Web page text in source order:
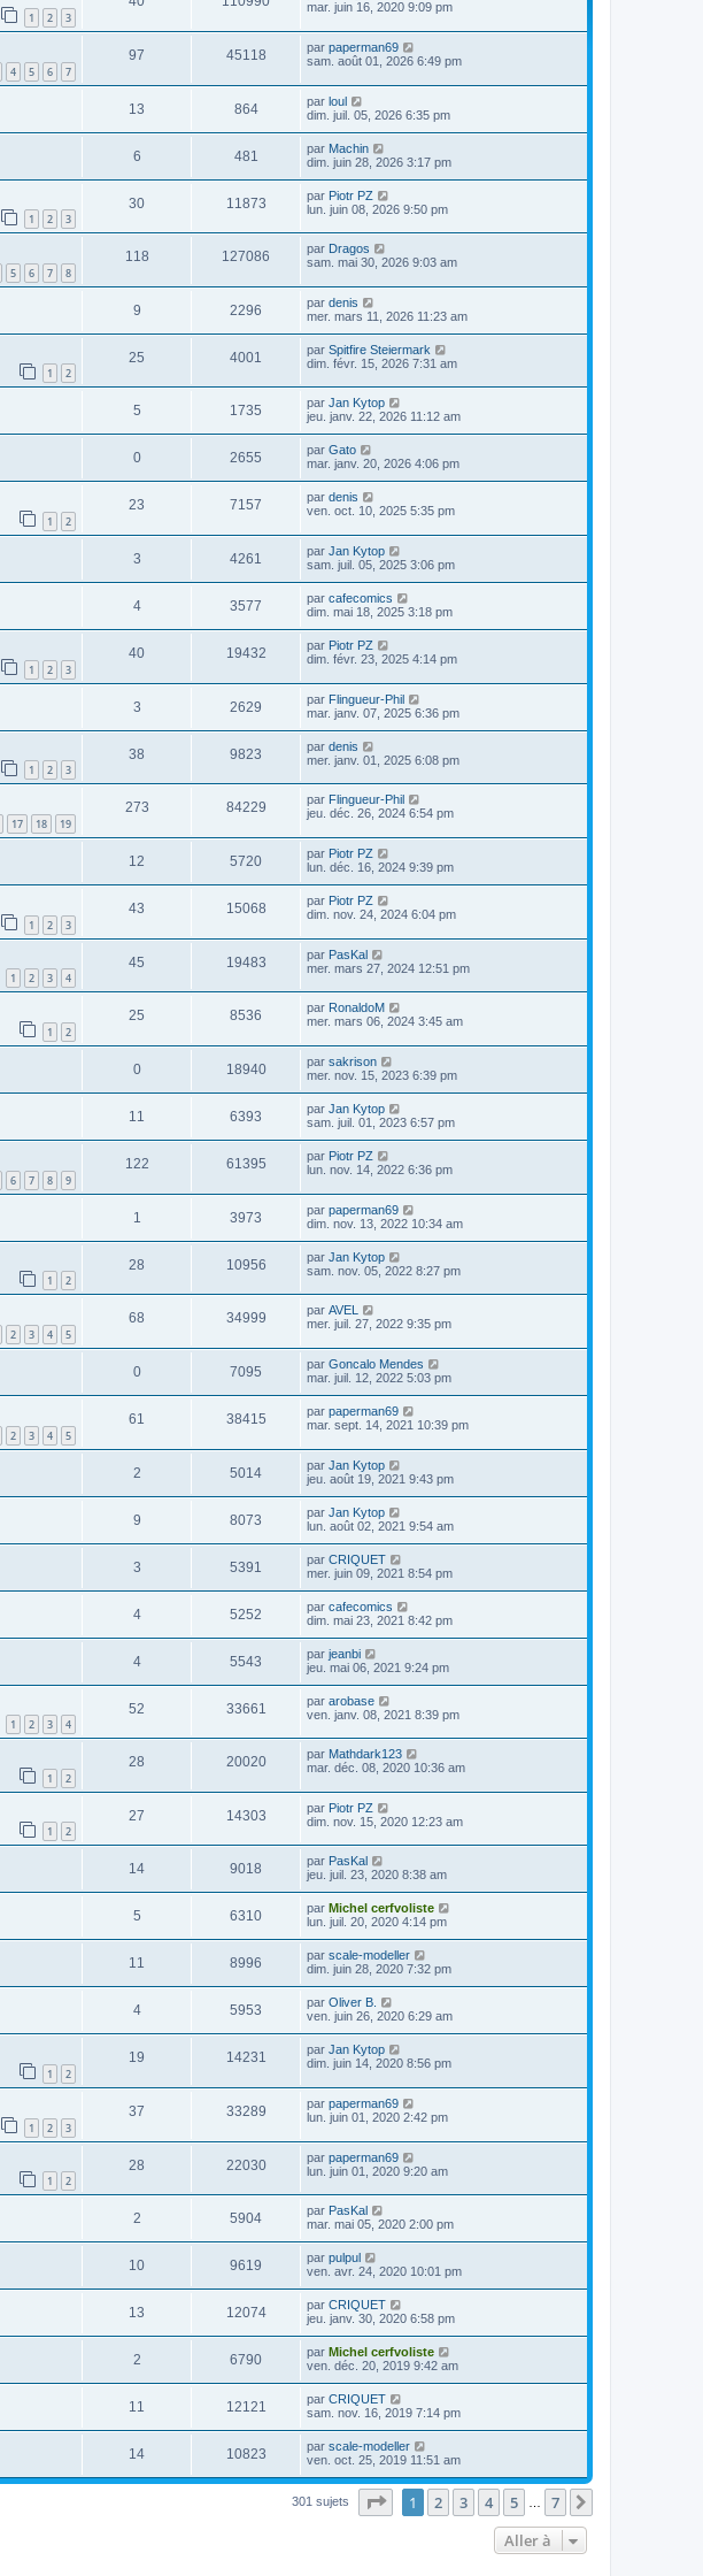
1 2 3
mar. juin 16, 2020 9:09 pm
4 5 6 7
97 45118 par paperman69
sam. août 01, 2026 6:49 pm
13 864 par loul
dim. juil. 05, 2026 6:35 pm
6 481 par Machin
dim. juin 28, 2026 3:17 pm
1 2 3
30 11873 par Piotr PZ
lun. juin 08, 2026 9:50 pm
5 6 7 8
118 127086 par Dragos
sam. mai 30, 2026 9:03 am
9 2296 par denis
mer. mars 11, 2026 11:23 am
1 2
25 4001 par Spitfire Steiermark
dim. févr. 15, 2026 7:31 am
5 1735 par Jan Kytop
jeu. janv. 22, 2026 11:12 am
0 2655 par Gato
mar. janv. 20, 2026 4:06 pm
1 2
23 7157 par denis
ven. oct. 10, 2025 5:35 pm
3 4261 par Jan Kytop
sam. juil. 05, 2025 3:06 pm
4 3577 par cafecomics
dim. mai 18, 2025 3:18 pm
1 2 3
40 19432 par Piotr PZ
dim. févr. 23, 2025 4:14 pm
3 2629 par Flingueur-Phil
mar. janv. 07, 2025 6:36 pm
1 2 3
38 9823 par denis
mer. janv. 01, 2025 6:08 pm
17 18 19
273 84229 par Flingueur-Phil
jeu. déc. 26, 2024 6:54 pm
12 5720 par Piotr PZ
lun. déc. 16, 2024 9:39 pm
1 2 3
43 15068 par Piotr PZ
dim. nov. 24, 2024 6:04 pm
1 2 3 4
45 19483 par PasKal
mer. mars 27, 2024 12:51 pm
1 2
25 8536 par RonaldoM
mer. mars 06, 2024 3:45 am
0 18940 par sakrison
mer. nov. 15, 2023 6:39 pm
11 6393 par Jan Kytop
sam. juil. 01, 2023 6:57 pm
6 7 8 9
122 61395 par Piotr PZ
lun. nov. 14, 2022 6:36 pm
1 3973 par paperman69
dim. nov. 13, 2022 10:34 am
1 2
28 10956 par Jan Kytop
sam. nov. 05, 2022 8:27 pm
2 3 4 5
68 34999 par AVEL
mer. juil. 27, 2022 9:35 pm
0 7095 par Goncalo Mendes
mar. juil. 12, 2022 5:03 pm
2 3 4 5
61 38415 par paperman69
mar. sept. 14, 2021 10:39 pm
2 5014 par Jan Kytop
jeu. août 19, 2021 9:43 pm
9 8073 par Jan Kytop
lun. août 02, 2021 9:54 am
3 5391 par CRIQUET
mer. juin 09, 2021 8:54 pm
4 5252 par cafecomics
dim. mai 23, 2021 8:42 pm
4 5543 par jeanbi
jeu. mai 06, 2021 9:24 pm
1 2 3 4
52 33661 par arobase
ven. janv. 08, 2021 8:39 pm
1 2
28 20020 par Mathdark123
mar. déc. 08, 2020 10:36 am
1 2
27 14303 par Piotr PZ
dim. nov. 15, 2020 12:23 am
14 9018 par PasKal
jeu. juil. 23, 2020 8:38 am
5 6310 par Michel cerfvoliste
lun. juil. 20, 2020 4:14 pm
11 8996 par scale-modeller
dim. juin 28, 2020 7:32 pm
4 5953 par Oliver B.
ven. juin 26, 2020 6:29 am
1 2
19 14231 par Jan Kytop
dim. juin 14, 2020 8:56 pm
1 2 3
37 33289 par paperman69
lun. juin 01, 2020 2:42 pm
1 2
28 22030 par paperman69
lun. juin 01, 2020 9:20 am
2 5904 par PasKal
mar. mai 05, 2020 2:00 pm
10 9619 par pulpul
ven. avr. 24, 2020 10:01 pm
13 12074 par CRIQUET
jeu. janv. 30, 2020 6:58 pm
2 6790 par Michel cerfvoliste
ven. déc. 20, 2019 9:42 am
11 12121 par CRIQUET
sam. nov. 16, 2019 7:14 pm
14 10823 par scale-modeller
ven. oct. 25, 2019 11:51 am
301 sujets Page sur7
1 2 3 4 5 7
Aller à